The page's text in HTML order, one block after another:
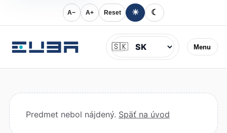
A− A+ Reset ☀ ☾
Menu
Jazyk
🇸🇰
Predmet nebol nájdený. Späť na úvod